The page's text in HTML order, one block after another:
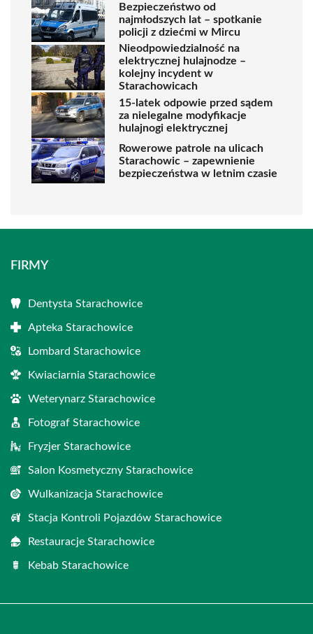
Bezpieczeństwo od
najmłodszych lat – spotkanie
policji z dziećmi w Mircu
Nieodpowiedzialność na
elektrycznej hulajnodze –
kolejny incydent w
Starachowicach
15-latek odpowie przed sądem
za nielegalne modyfikacje
hulajnogi elektrycznej
Rowerowe patrole na ulicach
Starachowic – zapewnienie
bezpieczeństwa w letnim czasie
FIRMY
Dentysta Starachowice
Apteka Starachowice
Lombard Starachowice
Kwiaciarnia Starachowice
Weterynarz Starachowice
Fotograf Starachowice
Fryzjer Starachowice
Salon Kosmetyczny Starachowice
Wulkanizacja Starachowice
Stacja Kontroli Pojazdów Starachowice
Restauracje Starachowice
Kebab Starachowice